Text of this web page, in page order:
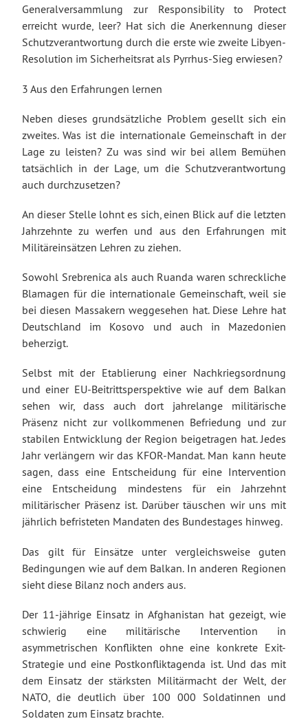
Generalversammlung zur Responsibility to Protect
erreicht wurde, leer? Hat sich die Anerkennung dieser
Schutzverantwortung durch die erste wie zweite Libyen-
Resolution im Sicherheitsrat als Pyrrhus-Sieg erwiesen?
3 Aus den Erfahrungen lernen
Neben dieses grundsätzliche Problem gesellt sich ein
zweites. Was ist die internationale Gemeinschaft in der
Lage zu leisten? Zu was sind wir bei allem Bemühen
tatsächlich in der Lage, um die Schutzverantwortung
auch durchzusetzen?
An dieser Stelle lohnt es sich, einen Blick auf die letzten
Jahrzehnte zu werfen und aus den Erfahrungen mit
Militäreinsätzen Lehren zu ziehen.
Sowohl Srebrenica als auch Ruanda waren schreckliche
Blamagen für die internationale Gemeinschaft, weil sie
bei diesen Massakern weggesehen hat. Diese Lehre hat
Deutschland im Kosovo und auch in Mazedonien
beherzigt.
Selbst mit der Etablierung einer Nachkriegsordnung
und einer EU-Beitrittsperspektive wie auf dem Balkan
sehen wir, dass auch dort jahrelange militärische
Präsenz nicht zur vollkommenen Befriedung und zur
stabilen Entwicklung der Region beigetragen hat. Jedes
Jahr verlängern wir das KFOR-Mandat. Man kann heute
sagen, dass eine Entscheidung für eine Intervention
eine Entscheidung mindestens für ein Jahrzehnt
militärischer Präsenz ist. Darüber täuschen wir uns mit
jährlich befristeten Mandaten des Bundestages hinweg.
Das gilt für Einsätze unter vergleichsweise guten
Bedingungen wie auf dem Balkan. In anderen Regionen
sieht diese Bilanz noch anders aus.
Der 11-jährige Einsatz in Afghanistan hat gezeigt, wie
schwierig eine militärische Intervention in
asymmetrischen Konflikten ohne eine konkrete Exit-
Strategie und eine Postkonfliktagenda ist. Und das mit
dem Einsatz der stärksten Militärmacht der Welt, der
NATO, die deutlich über 100 000 Soldatinnen und
Soldaten zum Einsatz brachte.